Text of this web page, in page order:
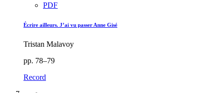
PDF
Écrire ailleurs. J’ai vu passer Anne Gisé
Tristan Malavoy
pp. 78–79
Record